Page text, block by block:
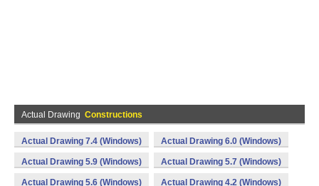
Actual Drawing Constructions
Actual Drawing 7.4 (Windows) Actual Drawing 6.0 (Windows)
Actual Drawing 5.9 (Windows) Actual Drawing 5.7 (Windows)
Actual Drawing 5.6 (Windows) Actual Drawing 4.2 (Windows)